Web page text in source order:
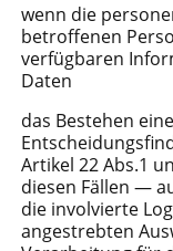
wenn die
betroffenen
verfügbaren
Daten
das Bestehen
Artikel 22 Abs.1
diesen Fällen —
die involvierte
angestrebten